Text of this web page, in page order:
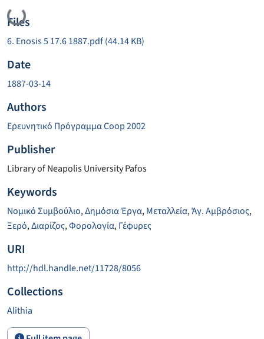
Files
6. Enosis 5 17.6 1887.pdf(44.14 KB)
Date
1887-03-14
Authors
Ερευνητικό Πρόγραμμα Coop 2002
Publisher
Library of Neapolis University Pafos
Keywords
Νομικό Συμβούλιο,Δημόσια Έργα,Μεταλλεία,Άγ. Αμβρόσιος,
Ξερό,Διαρίζος,Φορολογία,Γέφυρες
URI
http://hdl.handle.net/11728/8056
Collections
Alithia